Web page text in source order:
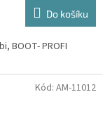
Do košíku
BOOT- PROFI
Kód: AM-11012